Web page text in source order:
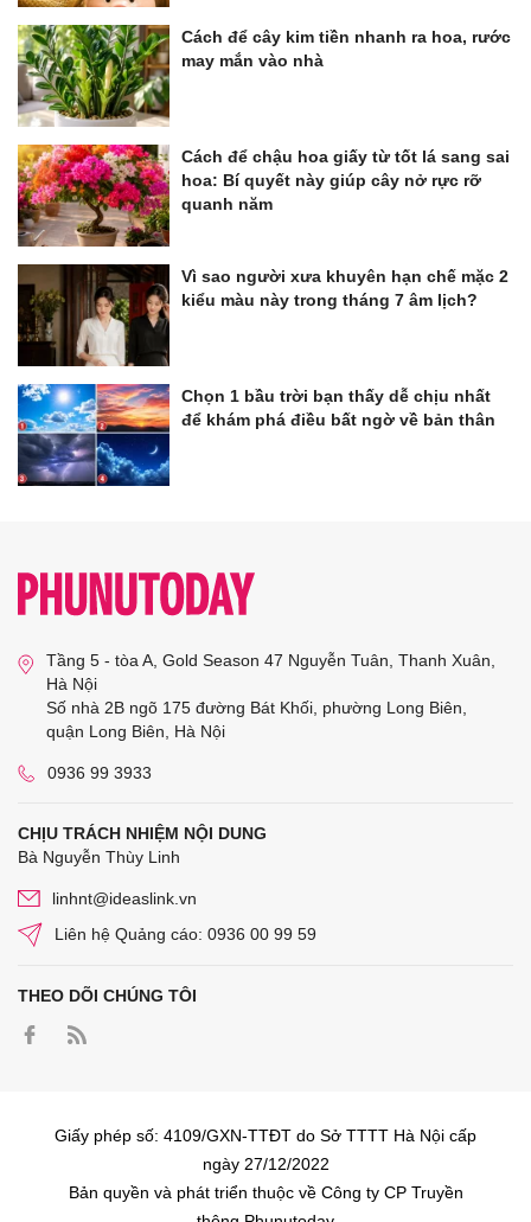
Cách để cây kim tiền nhanh ra hoa, rước
may mắn vào nhà
Cách để chậu hoa giấy từ tốt lá sang sai
hoa: Bí quyết này giúp cây nở rực rỡ
quanh năm
Vì sao người xưa khuyên hạn chế mặc 2
kiểu màu này trong tháng 7 âm lịch?
Chọn 1 bầu trời bạn thấy dễ chịu nhất
để khám phá điều bất ngờ về bản thân
Tầng 5 - tòa A, Gold Season 47 Nguyễn Tuân, Thanh Xuân,
Hà Nội
Số nhà 2B ngõ 175 đường Bát Khối, phường Long Biên,
quận Long Biên, Hà Nội
0936 99 3933
CHỊU TRÁCH NHIỆM NỘI DUNG
Bà Nguyễn Thùy Linh
linhnt@ideaslink.vn
Liên hệ Quảng cáo: 0936 00 99 59
THEO DÕI CHÚNG TÔI
Giấy phép số: 4109/GXN-TTĐT do Sở TTTT Hà Nội cấp
ngày 27/12/2022
Bản quyền và phát triển thuộc về Công ty CP Truyền